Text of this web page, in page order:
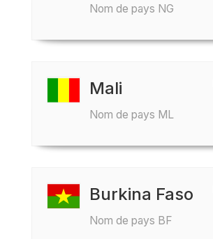
Nom de pays NG
Mali
Nom de pays ML
Burkina Faso
Nom de pays BF